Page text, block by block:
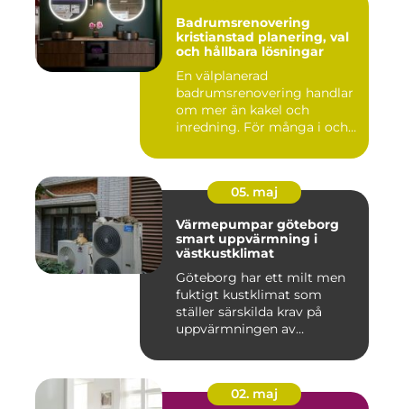
Badrumsrenovering
kristianstad planering, val
och hållbara lösningar
En välplanerad
badrumsrenovering handlar
om mer än kakel och
inredning. För många i och
05. maj
Värmepumpar göteborg
smart uppvärmning i
västkustklimat
Göteborg har ett milt men
fuktigt kustklimat som
ställer särskilda krav på
uppvärmningen av
02. maj